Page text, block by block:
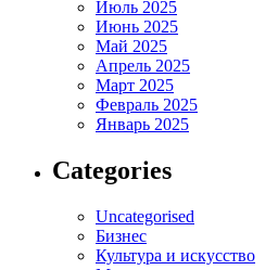
Июль 2025
Июнь 2025
Май 2025
Апрель 2025
Март 2025
Февраль 2025
Январь 2025
Categories
Uncategorised
Бизнес
Культура и искусство